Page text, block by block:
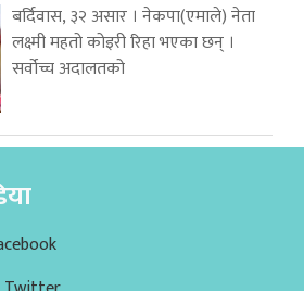
बर्दिवास, ३२ असार । नेकपा(एमाले) नेता
लक्ष्मी महतो कोइरी रिहा भएका छन् ।
सर्वोच्च अदालतको